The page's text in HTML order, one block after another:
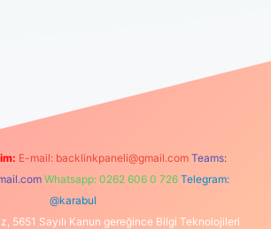
E-mail: backlinkpaneli@gmail.com Teams:
Whatsapp: 0262 606 0 726 Telegram:
@karabul
5651 Sayılı Kanun gereğince Bilgi Teknolojileri